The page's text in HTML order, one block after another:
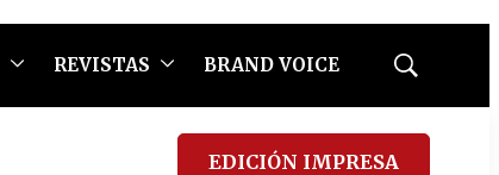
REVISTAS BRAND VOICE
Mostrar
EDICIÓN IMPRESA